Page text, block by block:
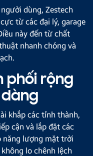
dùng, Zestech
từ các đại lý, garage
này đến từ chất
nhanh chóng và
phối rộng
khắp các tỉnh thành,
cận và lắp đặt các
năng lượng mặt trời
lo chênh lệch